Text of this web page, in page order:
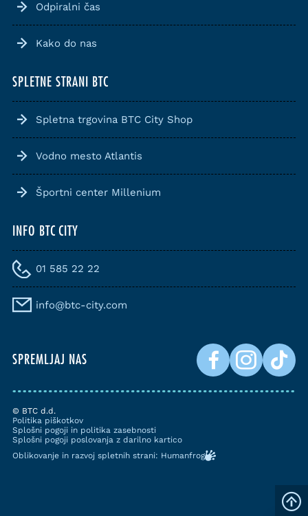
Odpiralni čas
Kako do nas
SPLETNE STRANI BTC
Spletna trgovina BTC City Shop
Vodno mesto Atlantis
Športni center Millenium
INFO BTC CITY
01 585 22 22
info@btc-city.com
SPREMLJAJ NAS
© BTC d.d.
Politika piškotkov
Splošni pogoji in politika zasebnosti
Splošni pogoji poslovanja z darilno kartico
Oblikovanje in razvoj spletnih strani: Humanfrog